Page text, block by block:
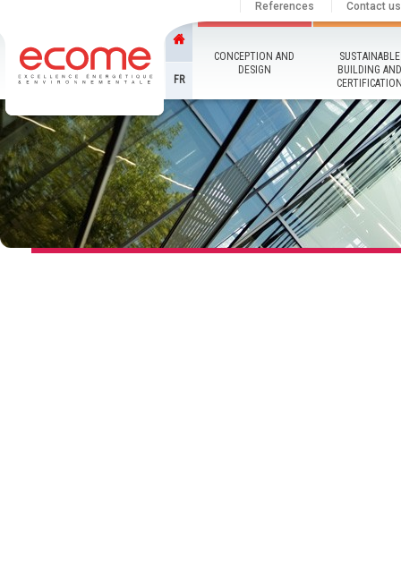
References Contact us
FR
CONCEPTION AND
DESIGN
SUSTAINABLE
BUILDING